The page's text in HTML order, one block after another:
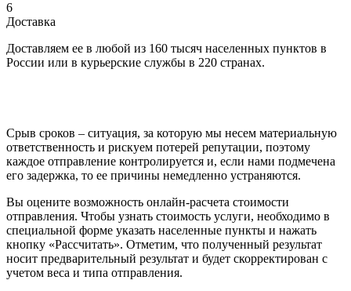
6
Доставка
Доставляем ее в любой из 160 тысяч населенных пунктов в
России или в курьерские службы в 220 странах.
Срыв сроков – ситуация, за которую мы несем материальную
ответственность и рискуем потерей репутации, поэтому
каждое отправление контролируется и, если нами подмечена
его задержка, то ее причины немедленно устраняются.
Вы оцените возможность онлайн-расчета стоимости
отправления. Чтобы узнать стоимость услуги, необходимо в
специальной форме указать населенные пункты и нажать
кнопку «Рассчитать». Отметим, что полученный результат
носит предварительный результат и будет скорректирован с
учетом веса и типа отправления.